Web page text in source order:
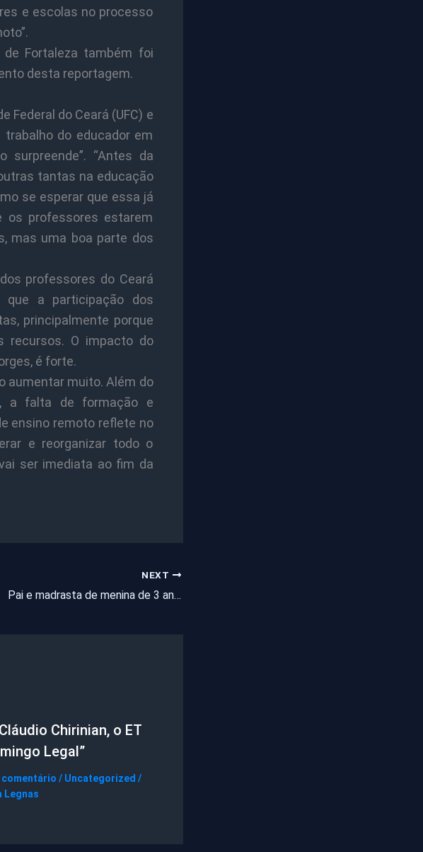
e escolas no processo
de Fortaleza também foi
desta reportagem.
Federal do Ceará (UFC) e
do educador em
“Antes da
tantas na educação
se esperar que essa já
os professores estarem
mas uma boa parte dos
professores do Ceará
que a participação dos
principalmente porque
recursos. O impacto do
é forte.
aumentar muito. Além do
a falta de formação e
ensino remoto reflete no
e reorganizar todo o
ser imediata ao fim da
NEXT
Pai e madrasta de menina de 3 anos que morreu no CE com diversas lesões no corpo se apresentam à polícia no RN
Chirinian, o ET
Legal”
comentário / Uncategorized /
Legnas